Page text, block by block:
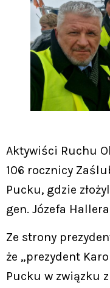
Aktywiści Ruchu
106 rocznicy
Pucku, gdzie
gen. Józefa
Ze strony
że „prezydent
Pucku w związku